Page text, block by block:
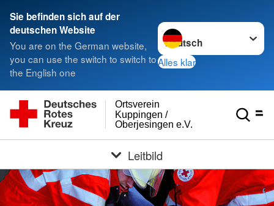
Sie befinden sich auf der
deutschen Website
You are on the German website,
you can use the switch to switch to
the English one
Sprache wechseln zu
Alles klar
Oberjesingen e.V.
Kuppingen /
Ortsverein
Leitbild